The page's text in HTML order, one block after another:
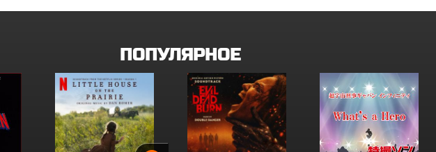
ПОПУЛЯРНОЕ